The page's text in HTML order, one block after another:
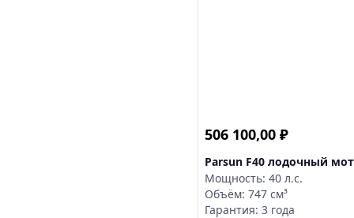
506 100,00 ₽
Parsun F40 лодочный
Мощность: 40 л.с.
Объём: 747 см³
Гарантия: 3 года